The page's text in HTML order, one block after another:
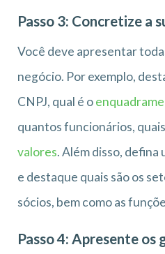
Passo 3: Concretize a
Você deve apresentar
negócio. Por exemplo,
CNPJ, qual é o
quantos funcionários,
valores. Além disso, defina
e destaque quais são os
sócios, bem como as
Passo 4: Apresente os